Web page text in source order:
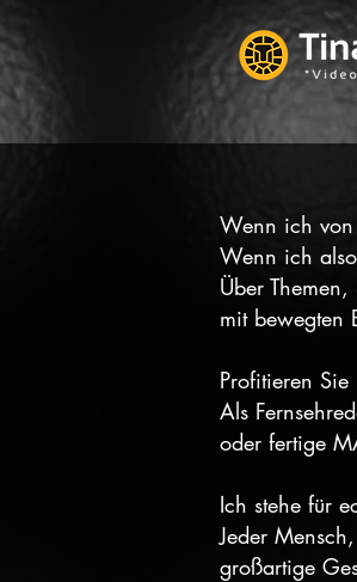
Wenn ich von
Wenn ich
Über
mit bewegten
Profitieren
Als
oder fertige
Ich stehe für
Jeder
großartige